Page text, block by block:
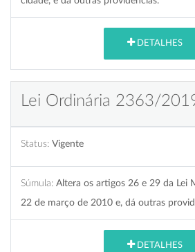
DETALHES
Lei Ordinária 2363/
Status: Vigente
Súmula: Altera os artigos 26 e 29 da Lei
22 de março de 2010 e, dá outras
DETALHES